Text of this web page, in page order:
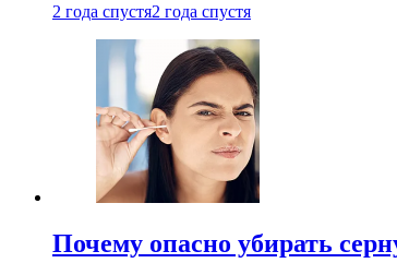
2 года спустя2 года спустя
Почему опасно убирать